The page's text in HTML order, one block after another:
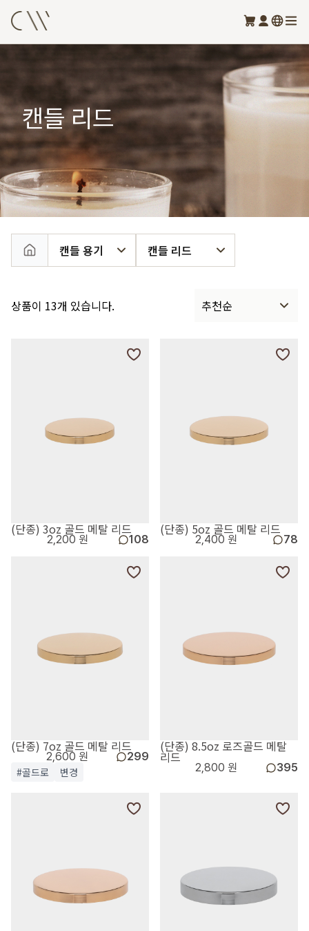
캔들 리드
캔들 용기 캔들 리드
상품이 13개 있습니다. 추천순
(단종) 3oz 골드 메탈 리드
2,200 원 108
(단종) 5oz 골드 메탈 리드
2,400 원 78
(단종) 7oz 골드 메탈 리드
2,600 원 299
#골드로 변경
(단종) 8.5oz 로즈골드 메탈
리드
2,800 원 395